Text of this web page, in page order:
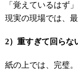
「覚えているはず
現実の現場では、
2）重すぎて回らな
紙の上では、完璧。